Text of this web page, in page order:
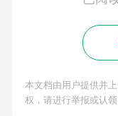
本文档由用户提供并
权，请进行举报或认领